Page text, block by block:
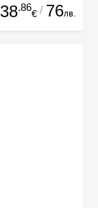
38.86
€ / 76лв.